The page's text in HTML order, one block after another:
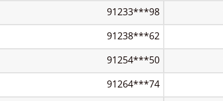
91233***98
91238***62
91254***50
91264***74